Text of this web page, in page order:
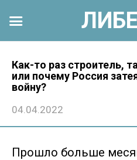
контенту
Как-то раз строитель,
или почему Россия
войну?
04.04.2022
Прошло больше